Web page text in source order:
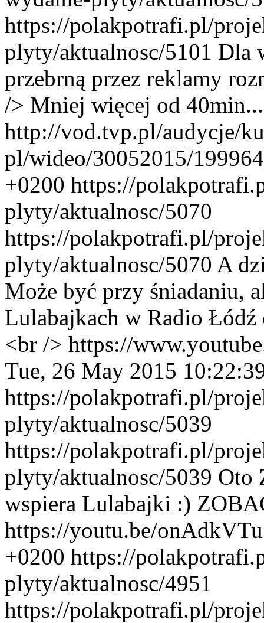
https://polakpotrafi.pl/
plyty/aktualnosc/5101 Dla
przebrną przez reklamy
/> Mniej więcej od
http://vod.tvp.pl/audycje/
pl/wideo/30052015/
+0200 https://
plyty/aktualnosc/5070
https://polakpotrafi.pl/
plyty/aktualnosc/5070 A
Może być przy śniadaniu,
Lulabajkach w Radio Łódź
<br /> https://
Tue, 26 May 2015
https://polakpotrafi.pl/
plyty/aktualnosc/5039
https://polakpotrafi.pl/
plyty/aktualnosc/5039 Oto
wspiera Lulabajki :)
https://youtu.be/
+0200 https://
plyty/aktualnosc/4951
https://polakpotrafi.pl/